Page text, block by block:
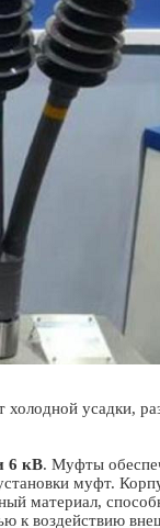
усадки,
6 кВ. Муфты
муфт.
материал,
к воздействию